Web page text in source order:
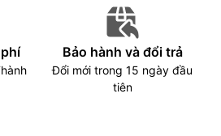
Bảo hành và đổi trả
Đổi mới trong 15 ngày đầu
tiên